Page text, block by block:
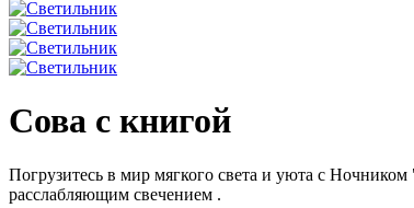
Сова с книгой
Погрузитесь в мир мягкого света и уюта с
расслабляющим свечением .